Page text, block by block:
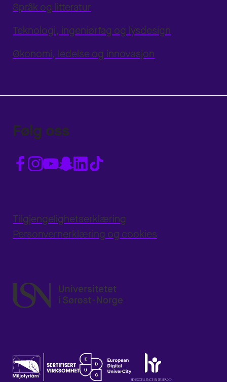
Språk og litteratur
Teknologi, ingeniørfag og lysdesign
Økonomi, ledelse og innovasjon
Følg oss
Tilgjengelighetserklæring
Personvernerklæring og cookies